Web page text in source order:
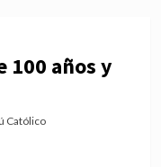
100 años y
Católico